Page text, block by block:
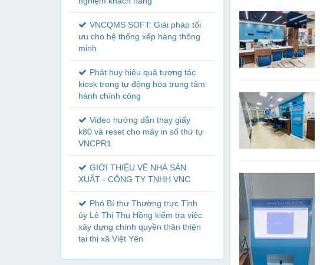
VNCQMS SOFT: Giải pháp tối
ưu cho hệ thống xếp hàng thông
minh
Phát huy hiệu quả tương tác
kiosk trong tự động hóa trung tâm
hành chính công
Video hướng dẫn thay giấy
k80 và reset cho máy in số thứ tự
VNCPR1
GIỚI THIỆU VỀ NHÀ SẢN
XUẤT - CÔNG TY TNHH VNC
Phó Bí thư Thường trực Tỉnh
ủy Lê Thị Thu Hồng kiểm tra việc
xây dựng chính quyền thân thiện
tại thị xã Việt Yên